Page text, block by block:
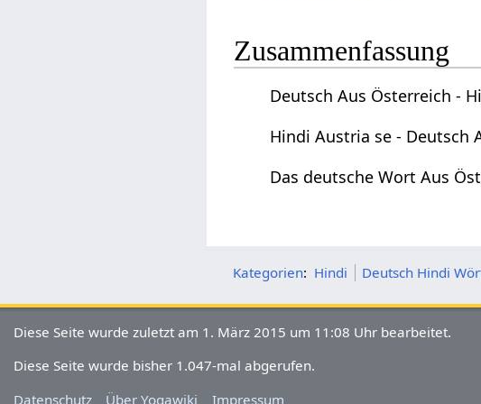
Zusammenfassung
Deutsch Aus Österreich -
Hindi Austria se - Deutsch
Das deutsche Wort Aus
Kategorien: Hindi Deutsch Hindi
Diese Seite wurde zuletzt am 1. März 2015 um 11:08 Uhr bearbeitet.
Diese Seite wurde bisher 1.047-mal abgerufen.
Datenschutz
Über Yogawiki Impressum